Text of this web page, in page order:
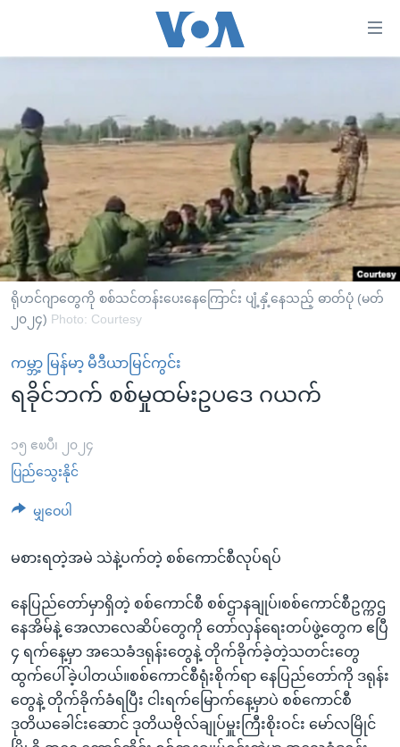
စေ
သည့်
Link
များ
ပင်မ
အကြောင်းအရာ
သို့
ကျော်
ကြည့်
ရန်
အ
စာမျက်နှာ
သို့
ကျော်
ရန်
နေရာ
သို့
ကျော်
ရန်
မြန်မာ
ကမ္ဘာ့သတင်းများ
နိုင်ငံတကာ
အမေရိကန်
တရုတ်
အစ္စရေး-ပါလက်စတိုင်း
ဗွီဒီယို
သတင်းလွတ်လပ်ခွင့်
ရပ်ဝန်းတခု လမ်းတခု အလွန်
အင်္ဂလိပ်စာလေ့လာမယ်
အမေရိကန်သုံးအီဒီယံ
မကြေးမုံရဲ့ အင်္ဂလိပ်စာ
ရုပ်ရှင်ထဲက အင်္ဂလိပ်စာ
သုတပဒေသာ အင်္ဂလိပ်စာ
အပတ်စဉ်ကဏ္ဍများ
ရေဒီယို
တီဗွီ
ရေဒီယိုနှင့်ရုပ်သံ အချက်အလက်များ
ရေဒီယို/တီဗွီအစီအစဉ်
ဗွီအိုအေ လူမှုကွန်ယက်များ
ဘာသာစကားများ
ရိုဟင်ဂျာတွေကို စစ်သင်တန်းပေးနေကြောင်း ပျံ့နှံ့နေသည့် ဓာတ်ပုံ (မတ်
၂၀၂၄) Photo: Courtesy
ကမ္ဘာ့ မြန်မာ့ မီဒီယာမြင်ကွင်း
ရခိုင်ဘက် စစ်မှုထမ်းဥပဒေ ဂယက်
၁၅ ဧၿပီ၊ ၂၀၂၄
ပြည်သွေးနိုင်
မျှဝေပါ
မစားရတဲ့အမဲ သဲနဲ့ပက်တဲ့ စစ်ကောင်စီလုပ်ရပ်
နေပြည်တော်မှာရှိတဲ့ စစ်ကောင်စီ စစ်ဌာနချုပ်၊စစ်ကောင်စီဥက္ကဌ
နေအိမ်နဲ့ အေလာလေဆိပ်တွေကို တော်လှန်ရေးတပ်ဖွဲ့တွေက ဧပြီ
၄ ရက်နေ့မှာ အသေခံဒရုန်းတွေနဲ့ တိုက်ခိုက်ခဲ့တဲ့သတင်းတွေ
ထွက်ပေါ်ခဲ့ပါတယ်။စစ်ကောင်စီရုံးစိုက်ရာ နေပြည်တော်ကို ဒရုန်း
တွေနဲ့ တိုက်ခိုက်ခံရပြီး ငါးရက်မြောက်နေ့မှာပဲ စစ်ကောင်စီ
ဒုတိယခေါင်းဆောင် ဒုတိယဗိုလ်ချုပ်မှူးကြီးစိုးဝင်း မော်လမြိုင်